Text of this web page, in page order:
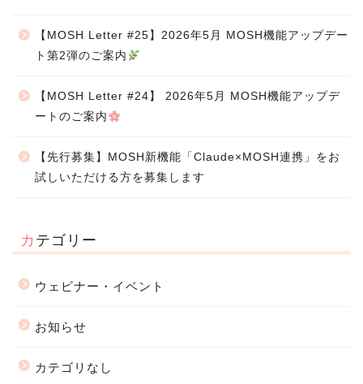
【MOSH Letter #25】2026年5月 MOSH機能アップデー
ト第2弾のご案内
【MOSH Letter #24】 2026年5月 MOSH機能アップデ
ートのご案内
【先行募集】MOSH新機能「Claude×MOSH連携」をお
試しいただける方を募集します
カテゴリー
ウェビナー・イベント
お知らせ
カテゴリなし